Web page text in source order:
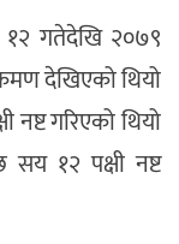
१२ गतेदेखि २०७९
देखिएको थियो
गरिएको थियो
१२ पक्षी नष्ट